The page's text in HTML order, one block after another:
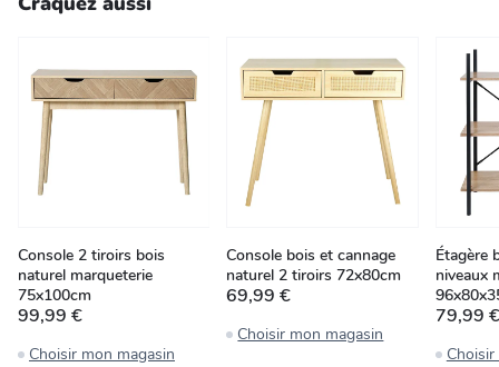
Console 2 tiroirs bois
naturel marqueterie
75x100cm
99,99 €
Choisir mon magasin
Console bois et cannage
naturel 2 tiroirs 72x80cm
69,99 €
Choisir mon magasin
Étagère
niveaux
79,99 €